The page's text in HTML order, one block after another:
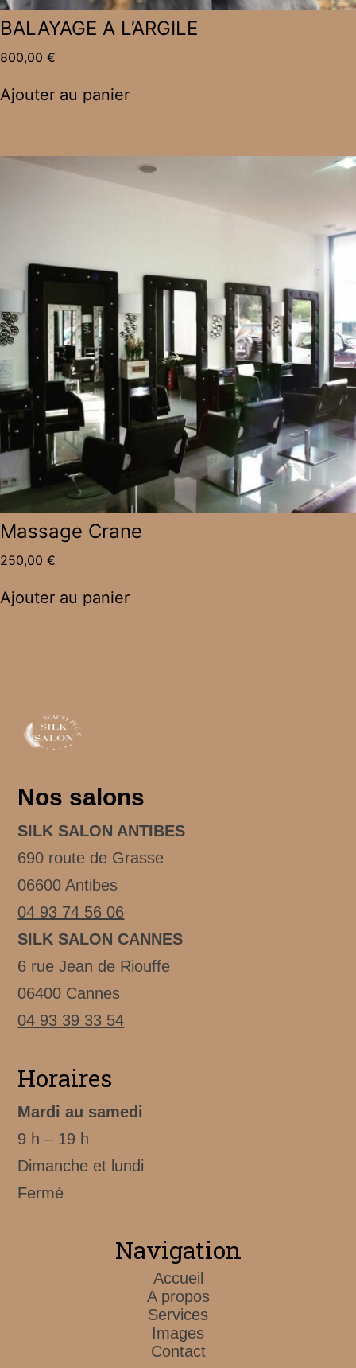
BALAYAGE A L’ARGILE
800,00 €
Ajouter au panier
Massage Crane
250,00 €
Ajouter au panier
Nos salons
SILK SALON ANTIBES
690 route de Grasse
06600 Antibes
04 93 74 56 06
SILK SALON CANNES
6 rue Jean de Riouffe
06400 Cannes
04 93 39 33 54
Horaires
Mardi au samedi
9 h – 19 h
Dimanche et lundi
Fermé
Navigation
Accueil
A propos
Services
Images
Contact